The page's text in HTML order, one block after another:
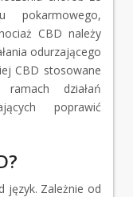
pokarmowego,
CBD należy
odurzającego
CBD stosowane
działań
poprawić
język. Zależnie od